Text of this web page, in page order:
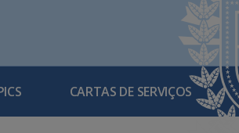
CARTAS DE SERVIÇOS